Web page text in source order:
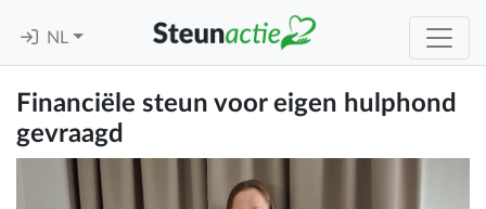
NL
Financiële steun voor eigen hulphond
gevraagd